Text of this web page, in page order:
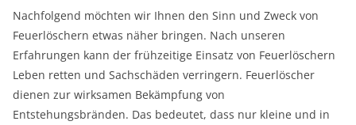
Nachfolgend möchten wir Ihnen den Sinn und Zweck von
Feuerlöschern etwas näher bringen. Nach unseren
Erfahrungen kann der frühzeitige Einsatz von Feuerlöschern
Leben retten und Sachschäden verringern. Feuerlöscher
dienen zur wirksamen Bekämpfung von
Entstehungsbränden. Das bedeutet, dass nur kleine und in